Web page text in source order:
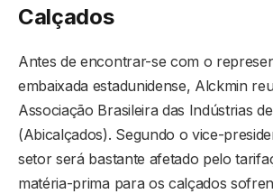
Calçados
Antes de encontrar-se com o
embaixada estadunidense, Alckmin
Associação Brasileira das Indústrias
(Abicalçados). Segundo o vice-
setor será bastante afetado pelo
matéria-prima para os calçados